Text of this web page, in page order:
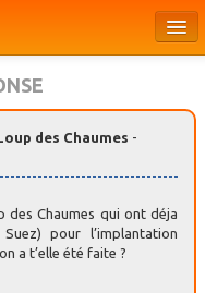
des Chaumes -
des Chaumes qui ont déja
pour l’implantation
a t’elle été faite ?